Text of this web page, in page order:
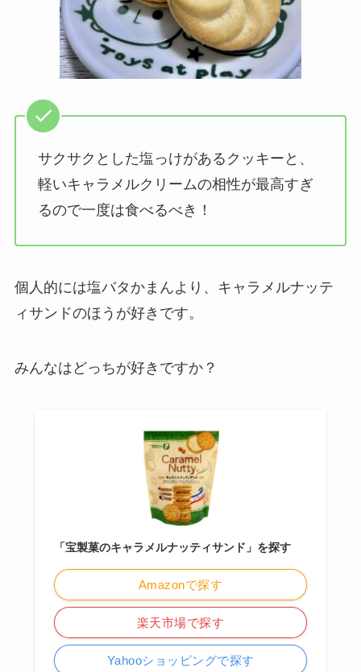
サクサクとした塩っけがあるクッキーと、
軽いキャラメルクリームの相性が最高すぎ
るので一度は食べるべき！
個人的には塩バタかまんより、キャラメルナッテ
ィサンドのほうが好きです。
みんなはどっちが好きですか？
「宝製菓のキャラメルナッティサンド」を探す
Amazonで探す
楽天市場で探す
Yahooショッピングで探す